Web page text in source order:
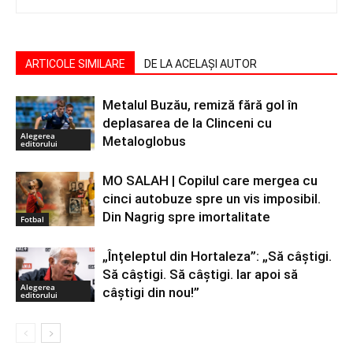
ARTICOLE SIMILARE DE LA ACELAȘI AUTOR
Alegerea
editorului
Metalul Buzău, remiză fără gol în
deplasarea de la Clinceni cu
Metaloglobus
Fotbal
MO SALAH | Copilul care mergea cu
cinci autobuze spre un vis imposibil.
Din Nagrig spre imortalitate
Alegerea
editorului
„Înțeleptul din Hortaleza”: „Să câștigi.
Să câștigi. Să câștigi. Iar apoi să
câștigi din nou!”